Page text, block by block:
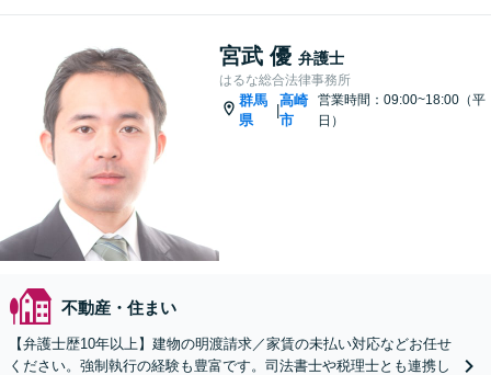
宮武 優 弁護士
はるな総合法律事務所
群馬
県
|
高崎
市
営業時間：09:00~18:00（平
日）
不動産・住まい
【弁護士歴10年以上】建物の明渡請求／家賃の未払い対応などお任せ
ください。強制執行の経験も豊富です。司法書士や税理士とも連携し